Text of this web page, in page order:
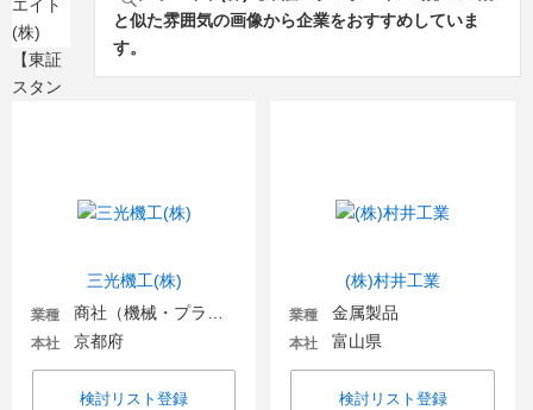
と似た雰囲気の画像から企業をおすすめしていま
す。
三光機工(株)
業種
本社 京都府
検討リスト登録
(株)村井工業
業種 金属製品
本社 富山県
検討リスト登録